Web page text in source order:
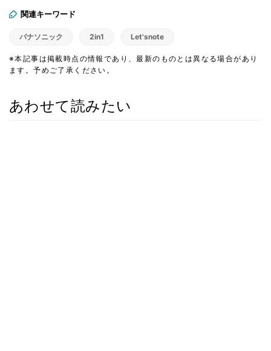
関連キーワード
パナソニック 2in1 Let'snote
※本記事は掲載時点の情報であり、最新のものとは異なる場合があり
ます。予めご了承ください。
あわせて読みたい